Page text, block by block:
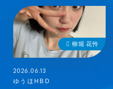
柳堀 花怜
2026.06.13
ゆうほHBD